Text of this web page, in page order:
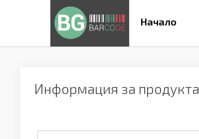
Начало
Информация за продукта